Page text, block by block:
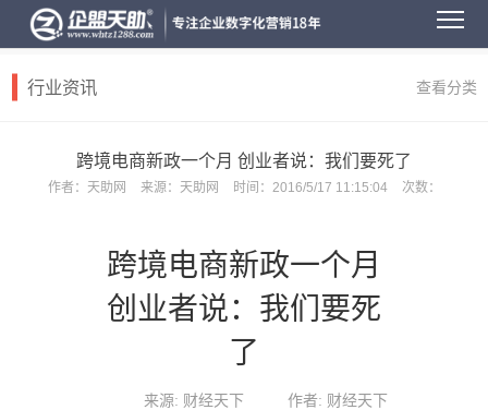
行业资讯 查看分类
跨境电商新政一个月 创业者说：我们要死了
作者： 天助网 来源： 天助网 时间： 2016/5/17 11:15:04 次数：
跨境电商新政一个月
创业者说：我们要死
了
来源: 财经天下 作者: 财经天下